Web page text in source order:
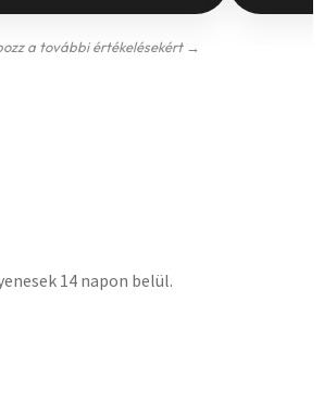
a további értékelésekért →
14 napon belül.